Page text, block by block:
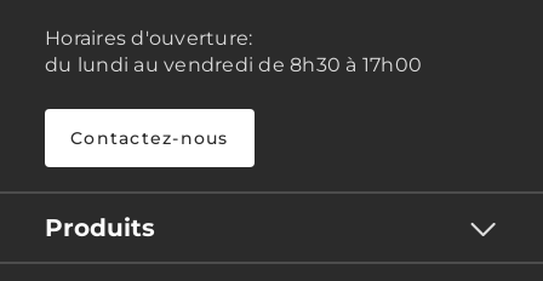
Horaires d'ouverture:
du lundi au vendredi de 8h30 à 17h00
Contactez-nous
Produits